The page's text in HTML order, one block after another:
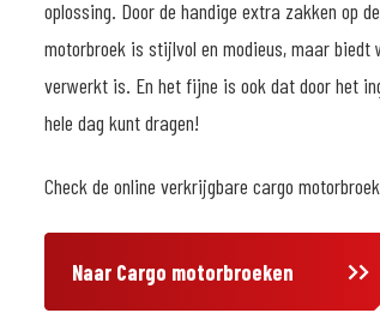
oplossing. Door de handige extra zakken op
motorbroek is stijlvol en modieus, maar biedt
verwerkt is. En het fijne is ook dat door het
hele dag kunt dragen!
Check de online verkrijgbare cargo
Naar Cargo motorbroeken